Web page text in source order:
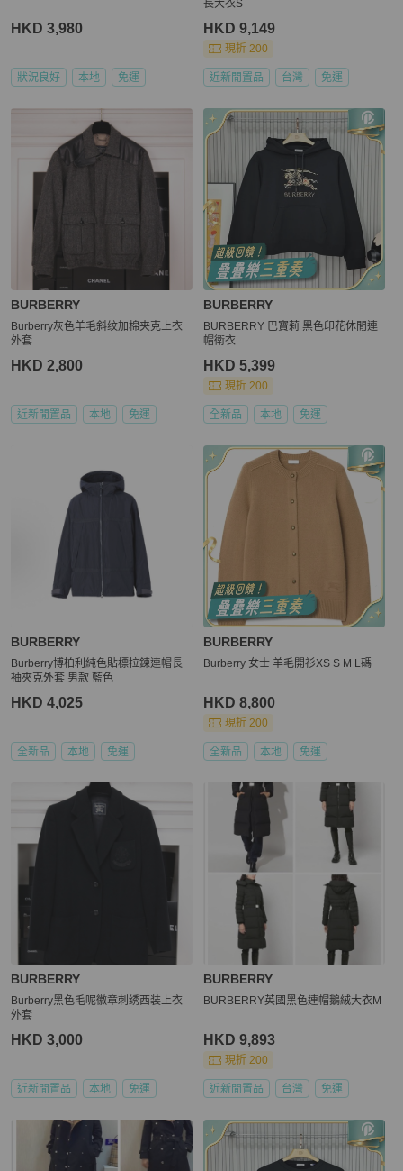
HKD 3,980
狀況良好 本地 免運
長大衣S
HKD 9,149
現折 200
近新閒置品 台灣 免運
BURBERRY
Burberry灰色羊毛斜纹加棉夹克上衣
外套
HKD 2,800
近新閒置品 本地 免運
BURBERRY
BURBERRY 巴寶莉 黑色印花休閒連
帽衛衣
HKD 5,399
現折 200
全新品 本地 免運
BURBERRY
Burberry博柏利純色貼標拉鍊連帽長
袖夾克外套 男款 藍色
HKD 4,025
全新品 本地 免運
BURBERRY
Burberry 女士 羊毛開衫XS S M L碼
HKD 8,800
現折 200
全新品 本地 免運
BURBERRY
Burberry黑色毛呢徽章刺绣西装上衣
外套
HKD 3,000
近新閒置品 本地 免運
BURBERRY
BURBERRY英國黑色連帽鵝絨大衣M
HKD 9,893
現折 200
近新閒置品 台灣 免運